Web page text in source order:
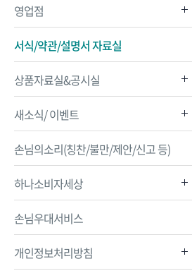
영업점
서식/약관/설명서 자료실
상품자료실&공시실
새소식/ 이벤트
손님의소리(칭찬/불만/제안/신고 등)
하나소비자세상
손님우대서비스
개인정보처리방침